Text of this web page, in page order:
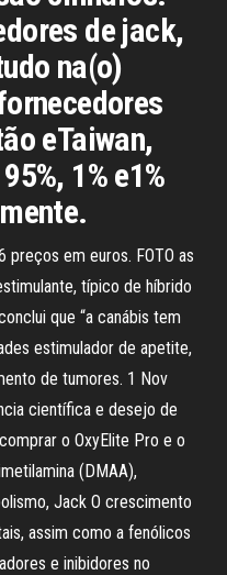
de jack,
na(o)
eTaiwan,
1% e1%
em euros. FOTO as
típico de híbrido
que “a canábis tem
estimulador de apetite,
de tumores. 1 Nov
científica e desejo de
o OxyElite Pro e o
(DMAA),
Jack O crescimento
assim como a fenólicos
e inibidores no